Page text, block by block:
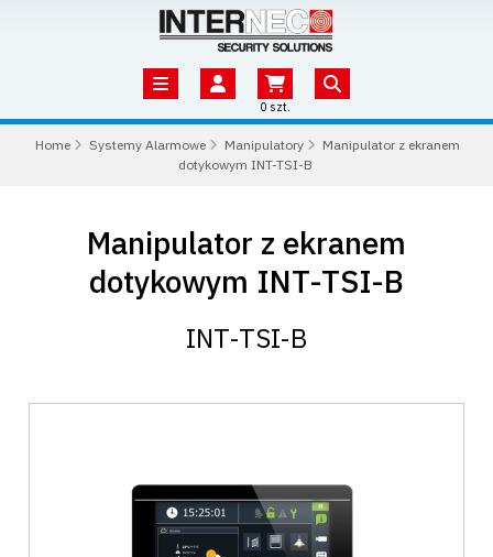
0 szt.
Home Systemy Alarmowe Manipulatory
Manipulator z ekranem
dotykowym INT-TSI-B
Manipulator z ekranem
dotykowym INT-TSI-B
INT-TSI-B